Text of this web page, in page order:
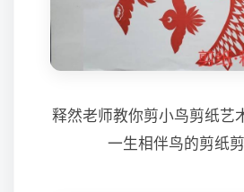
释然老师教你剪小鸟剪纸艺
一生相伴鸟的剪纸